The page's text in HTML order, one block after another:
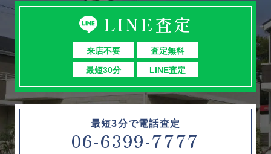
LINE査定
来店不要
査定無料
最短30分
LINE査定
最短3分で電話査定
06-6399-7777